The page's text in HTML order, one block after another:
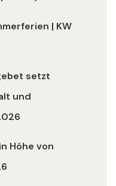
| KW
setzt
und
Höhe von